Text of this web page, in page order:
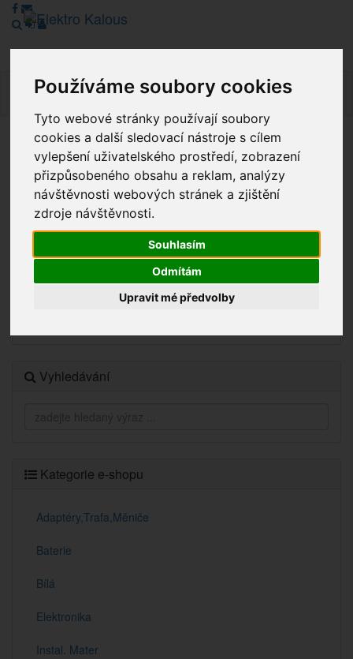
Používáme soubory cookies
Tyto webové stránky používají soubory
cookies a další sledovací nástroje s cílem
vylepšení uživatelského prostředí, zobrazení
přizpůsobeného obsahu a reklam, analýzy
návštěvnosti webových stránek a zjištění
zdroje návštěvnosti.
Souhlasím
Odmítám
Upravit mé předvolby
Vážení zákazníci, v tuto chvíli je Náš internetový obchod v
režimu Katalogu. Objednávky on-line nyní nelze vyřídit.
Děkujeme za pochopení.
Novinky
Vyhledávání
Kategorie e-shopu
Adaptéry,Trafa,Měniče
Baterie
Bílá
Elektronika
Instal. Mater